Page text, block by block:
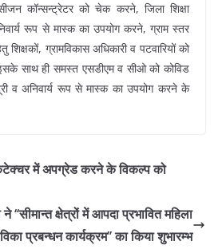
कॉन्सन्ट्रेटर को चेक करने, जिला शिक्षा
रूप से मास्क का उपयोग करने, ग्राम स्तर
शिक्षकों, ग्रामविकास अधिकारी व पटवारियों को
साथ ही समस्त एसडीएम व सीओ को कोविड
व अनिवार्य रूप से मास्क का उपयोग करने के
में अपग्रेड करने के विकल्प को
‘‘सीमान्त क्षेत्रों में आपदा प्रभावित महिला
प्रबन्धन कार्यक्रम’’ का किया शुभारम्भ